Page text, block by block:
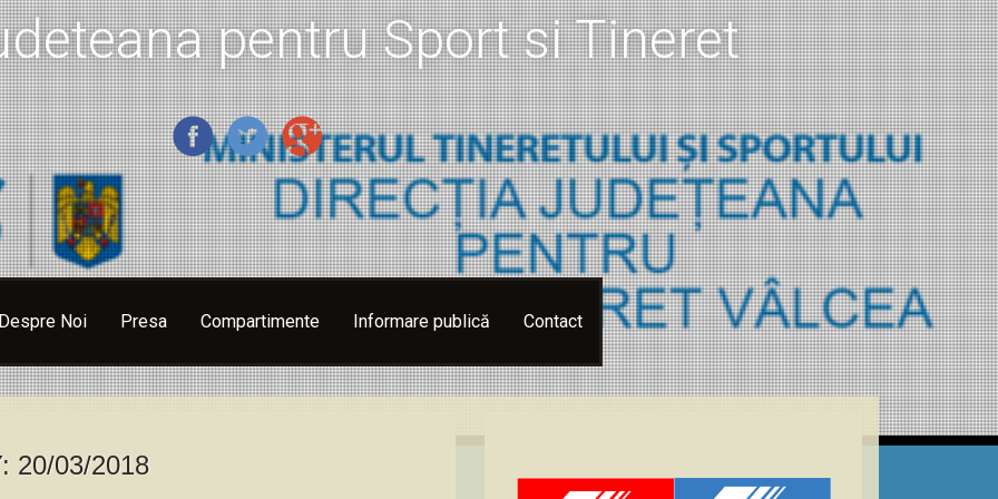
pentru Sport si Tineret
Despre Noi Presa Compartimente Informare publică Contact
20/03/2018